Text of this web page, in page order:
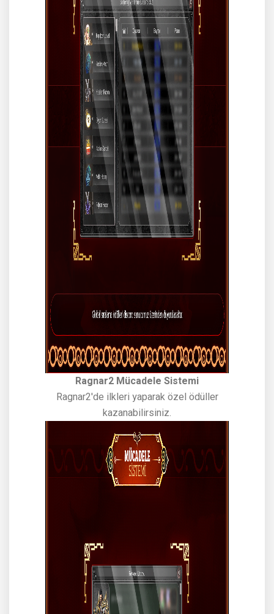
Ragnar2 Mücadele Sistemi
Ragnar2'de ilkleri yaparak özel ödüller
kazanabilirsiniz.